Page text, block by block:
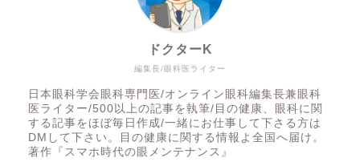
編集長/眼科医ライター
ドクターK
日本眼科学会眼科専門医/オンライン眼科編集長兼眼科
医ライター/500以上の記事を執筆/目の健康、眼科に関
する記事をほぼ毎日作成/一緒にお仕事して下さる方は
DMして下さい。目の健康に関する情報よ全国へ届け。
著作『スマホ時代の眼メンテナンス』